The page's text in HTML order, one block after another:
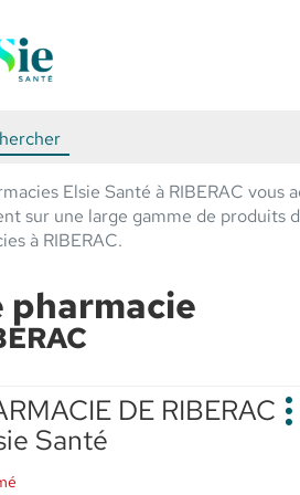
Elsie Santé à RIBERAC
sur une large gamme de produits
à RIBERAC.
pharmacie
DE RIBERAC
Santé